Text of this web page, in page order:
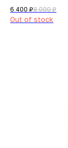
6 400 ₽8 000 ₽
Out of stock